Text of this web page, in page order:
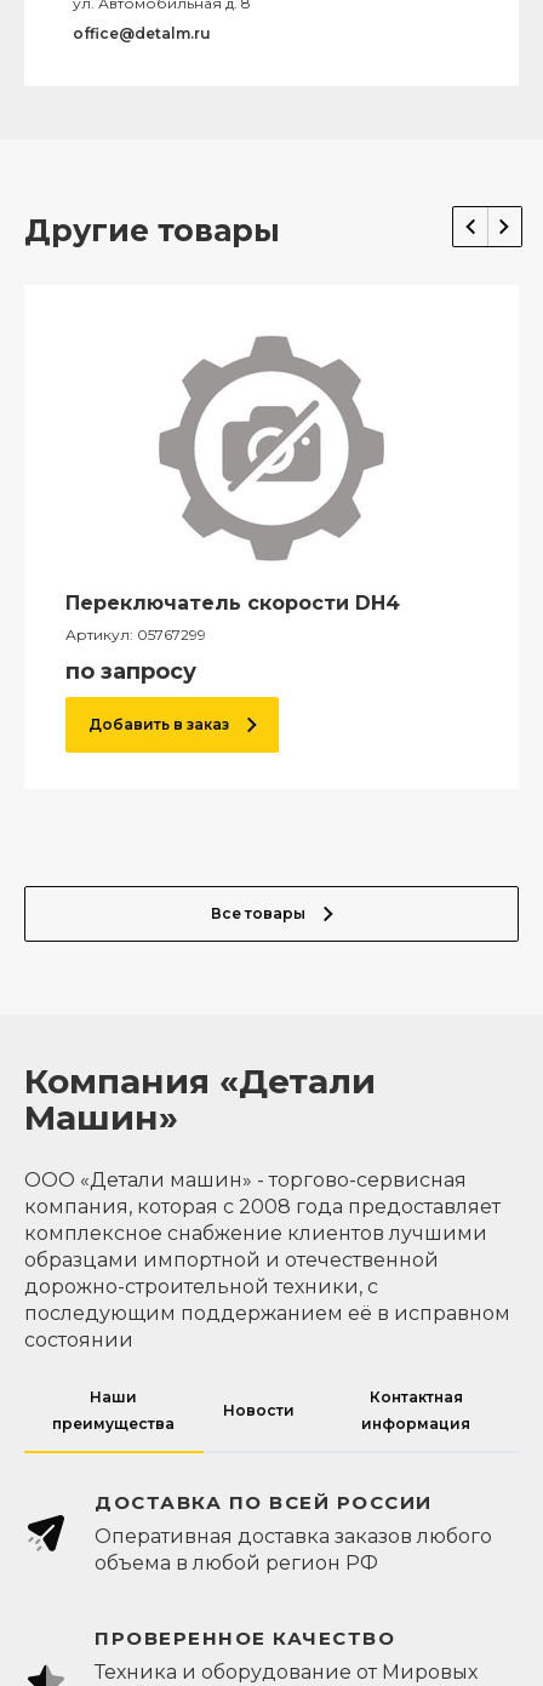
office@detalm.ru
Другие товары
Переключатель скорости DH4
Артикул: 05767299
по запросу
Добавить в заказ
Все товары
Компания «Детали
Машин»
ООО «Детали машин» - торгово-сервисная
компания, которая с 2008 года предоставляет
комплексное снабжение клиентов лучшими
образцами импортной и отечественной
дорожно-строительной техники, с
последующим поддержанием её в исправном
состоянии
Наши
преимущества
Новости
Контактная
информация
ДОСТАВКА ПО ВСЕЙ РОССИИ
Оперативная доставка заказов любого
объема в любой регион РФ
ПРОВЕРЕННОЕ КАЧЕСТВО
Техника и оборудование от Мировых